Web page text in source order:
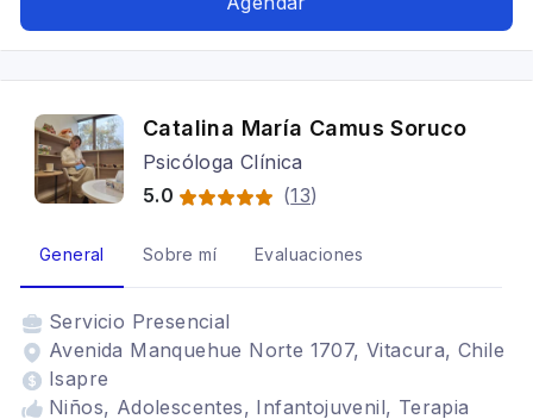
Catalina María Camus Soruco
Psicóloga Clínica
5.0
(13)
General Sobre mí Evaluaciones
Servicio Presencial
Avenida Manquehue Norte 1707, Vitacura, Chile
Isapre
Niños, Adolescentes, Infantojuvenil, Terapia